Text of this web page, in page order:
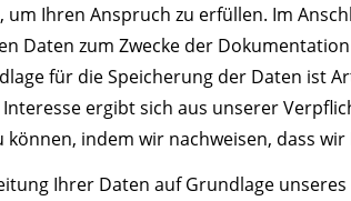
um Ihren Anspruch zu erfüllen. Im
Daten zum Zwecke der
für die Speicherung der Daten ist
ergibt sich aus unserer
können, indem wir nachweisen, dass
Ihrer Daten auf Grundlage